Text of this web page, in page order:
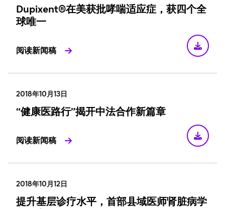
Dupixent®在美获批哮喘适应症，获四个全
球唯一
阅读新闻稿
2018年10月13日
“健康医路行”揭开中法合作新篇章
阅读新闻稿
2018年10月12日
提升基层诊疗水平，首部县域医师肾脏病学